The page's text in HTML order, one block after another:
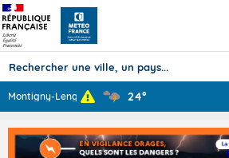
Prévisions
Montigny-Lengra... 24°